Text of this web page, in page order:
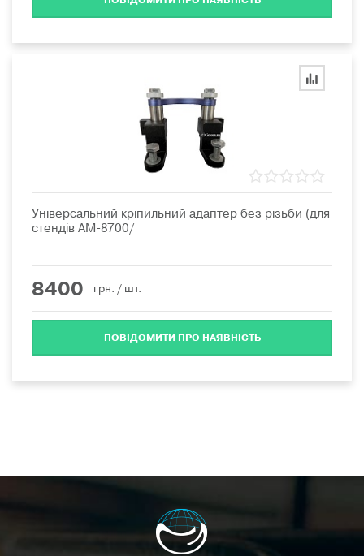
Універсальний кріпильний адаптер без різьби (для
стендів AM-8700/
8400 грн. / шт.
ПОВІДОМИТИ ПРО НАЯВНІСТЬ